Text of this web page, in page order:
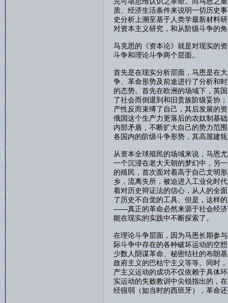
质、经济生活条件来说明一切历史
史分析上溯至基于人类学最新材料
对资本主义研究，和从阶级斗争的
马克思的《资本论》就是对现实的
斗争和理论斗争两个层面。
首先是在现实分析层面，马恩是在
争、革命形势及前途进行了分析和
的态势。首先在欧洲的场域下，英
了社会而倒退到和旧贵族阶级妥协
产性反而束缚了自己，其后发展的
俄国这个生产力更落后的农奴制基
内部矛盾，不断扩大自己的势力范
各国内的阶级斗争形势，其高屋建
从资本全球殖民的场域来说，马恩
一个沉浸在老大天朝的梦幻中，另
的殖民，首次面对着高于自己文明
乡，流离失所，被迫进入工业化时
着对历史辩证法的信心，从人的全
了历史不自觉的工具。但是，这样
——真正的革命必然来源于社会经济
能在现实的实践中不断探索了。
在理论斗争层面，因为马恩长期参
际斗争中存在的各种破坏运动的空
少数人阴谋革命、秘密结社的布朗
政府主义的巴枯宁主义等等。同时
产主义运动的成功不仅依赖于具体
实运动的失败教训中尖锐指出的，
经很弱（如当时的西班牙），革命